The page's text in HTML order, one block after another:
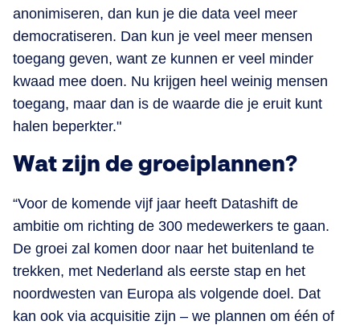
anonimiseren, dan kun je die data veel meer
democratiseren. Dan kun je veel meer mensen
toegang geven, want ze kunnen er veel minder
kwaad mee doen. Nu krijgen heel weinig mensen
toegang, maar dan is de waarde die je eruit kunt
halen beperkter."
Wat zijn de groeiplannen?
“Voor de komende vijf jaar heeft Datashift de
ambitie om richting de 300 medewerkers te gaan.
De groei zal komen door naar het buitenland te
trekken, met Nederland als eerste stap en het
noordwesten van Europa als volgende doel. Dat
kan ook via acquisitie zijn – we plannen om één of